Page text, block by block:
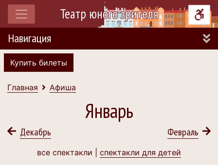
Театр юного зрителя
Навигация
Купить билеты
Главная Афиша
Январь
Февраль
Декабрь
все спектакли | спектакли для детей